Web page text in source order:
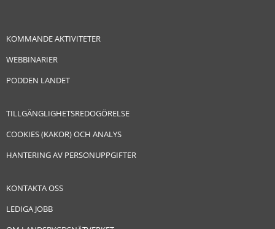
KOMMANDE AKTIVITETER
WEBBINARIER
PODDEN LANDET
TILLGÄNGLIGHETSREDOGÖRELSE
COOKIES (KAKOR) OCH ANALYS
HANTERING AV PERSONUPPGIFTER
KONTAKTA OSS
LEDIGA JOBB